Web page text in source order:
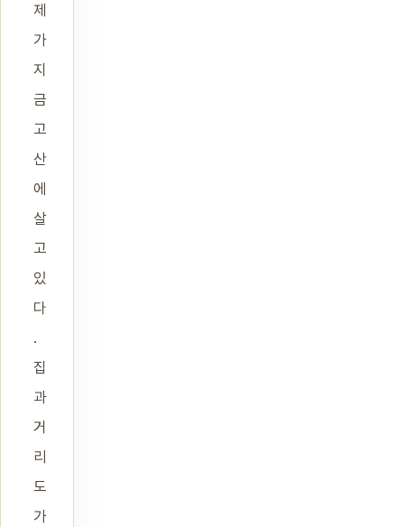
제
가
지
금
고
산
에
살
고
있
다
.
집
과
거
리
도
가